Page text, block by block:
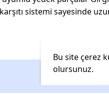
Bu site çerez
olursunuz.
sistemi sayesinde